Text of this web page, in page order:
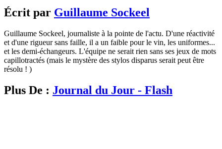
Écrit par Guillaume Sockeel
Guillaume Sockeel, journaliste à la pointe de l'actu. D'une réactivité
et d'une rigueur sans faille, il a un faible pour le vin, les uniformes...
et les demi-échangeurs. L'équipe ne serait rien sans ses jeux de mots
capillotractés (mais le mystère des stylos disparus serait peut être
résolu ! )
Plus De : Journal du Jour - Flash